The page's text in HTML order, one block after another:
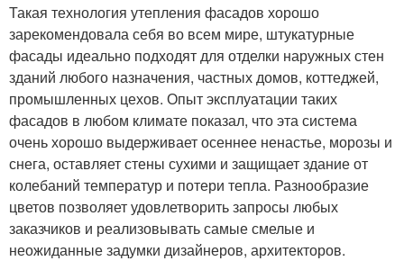
Такая технология утепления фасадов хорошо
зарекомендовала себя во всем мире, штукатурные
фасады идеально подходят для отделки наружных стен
зданий любого назначения, частных домов, коттеджей,
промышленных цехов. Опыт эксплуатации таких
фасадов в любом климате показал, что эта система
очень хорошо выдерживает осеннее ненастье, морозы и
снега, оставляет стены сухими и защищает здание от
колебаний температур и потери тепла. Разнообразие
цветов позволяет удовлетворить запросы любых
заказчиков и реализовывать самые смелые и
неожиданные задумки дизайнеров, архитекторов.